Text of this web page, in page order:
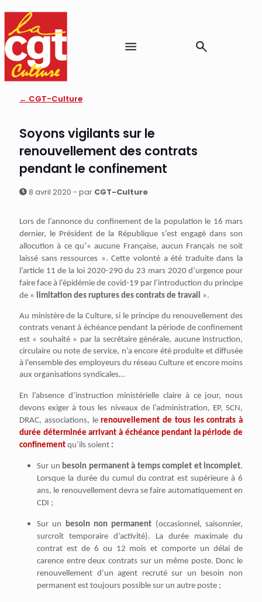
← CGT-Culture
Soyons vigilants sur le
renouvellement des contrats
pendant le confinement
8 avril 2020 - par CGT-Culture
Lors de l’annonce du confinement de la population le 16 mars
dernier, le Président de la République s’est engagé dans son
allocution à ce qu’« aucune Française, aucun Français ne soit
laissé sans ressources ». Cette volonté a été traduite dans la
l’article 11 de la loi 2020-290 du 23 mars 2020 d’urgence pour
faire face à l’épidémie de covid-19 par l’introduction du principe
de « limitation des ruptures des contrats de travail ».
Au ministère de la Culture, si le principe du renouvellement des
contrats venant à échéance pendant la période de confinement
est « souhaité » par la secrétaire générale, aucune instruction,
circulaire ou note de service, n’a encore été produite et diffusée
à l’ensemble des employeurs du réseau Culture et encore moins
aux organisations syndicales…
En l’absence d’instruction ministérielle claire à ce jour, nous
devons exiger à tous les niveaux de l’administration, EP, SCN,
DRAC, associations, le renouvellement de tous les contrats à
durée déterminée arrivant à échéance pendant la période de
confinement qu’ils soient :
Sur un besoin permanent à temps complet et incomplet.
Lorsque la durée du cumul du contrat est supérieure à 6
ans, le renouvellement devra se faire automatiquement en
CDI ;
Sur un besoin non permanent (occasionnel, saisonnier,
surcroît temporaire d’activité). La durée maximale du
contrat est de 6 ou 12 mois et comporte un délai de
carence entre deux contrats sur un même poste. Donc le
renouvellement d’un agent recruté sur un besoin non
permanent est toujours possible sur un autre poste ;